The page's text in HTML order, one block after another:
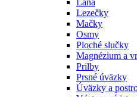
Lezečky
Mačky
Osmy
Ploché slučky
Magnézium a
Prilby
Prsné úväzky
Úväzky a